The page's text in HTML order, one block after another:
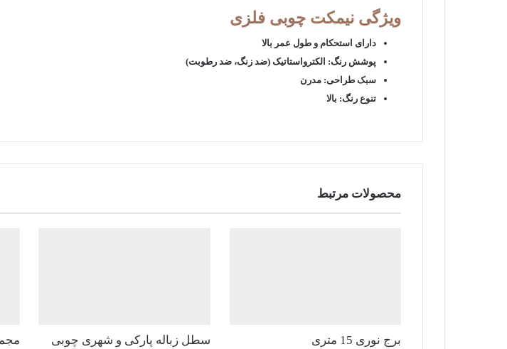
ویژگی نیمکت چوبی فلزی
دارای استحکام و طول عمر بالا
پوشش رنگ: الکترواستاتیک (ضد زنگ، ضد رطوبت)
سبک طراحی: مدرن
تنوع رنگ: بالا
محصولات مرتبط
برج نوری 15 متری
سطل زباله پارکی و شهری چوبی